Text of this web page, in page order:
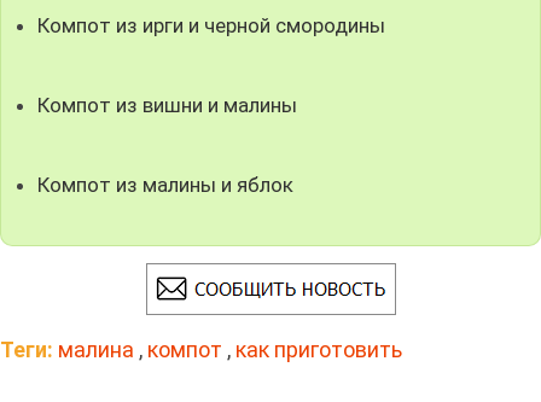
Компот из ирги и черной смородины
Компот из вишни и малины
Компот из малины и яблок
Теги: малина , компот , как приготовить